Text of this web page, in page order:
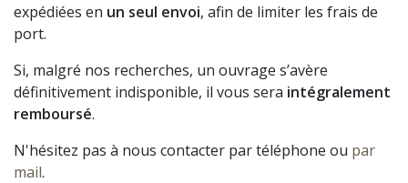
expédiées en un seul envoi, afin de limiter les frais de
port.
Si, malgré nos recherches, un ouvrage s’avère
définitivement indisponible, il vous sera intégralement
remboursé.
N'hésitez pas à nous contacter par téléphone ou par
mail.